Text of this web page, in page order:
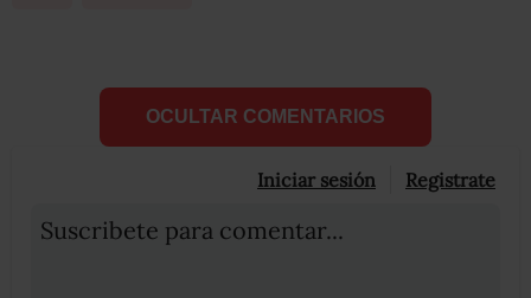
OCULTAR COMENTARIOS
Iniciar sesión Registrate
Suscribete para comentar...